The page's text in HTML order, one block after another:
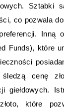
Sztabki
co pozwala
Inną
Funds), które
cenę
giełdowych.
które